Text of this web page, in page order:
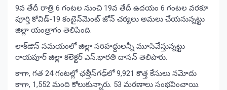
9వ తేదీ రాత్రి 6 గంటల నుంచి 19వ తేదీ ఉదయం 6 గంటల వరకూ
పూర్తి కోవిడ్-19 కంటైన్‌మెంట్ జోన్ చర్యలు అమలు చేయనున్నట్టు
జిల్లా యంత్రాగం తెలిపింది.
లాక్‌డౌన్ సమయంలో జిల్లా సరిహద్దులన్నీ మూసివేస్తున్నట్టు
రాయపూర్ జిల్లా కలెక్టర్ ఎస్.భారతి దాసన్ తెలిపారు.
కాగా, గత 24 గంటల్లో ఛత్తీస్‌గఢ్‌లో 9,921 కొత్త కేసులు నమోదు
కాగా, 1,552 మంది కోలుకున్నారు. 53 మరణాలు సంభవించాయి.